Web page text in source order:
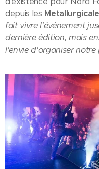
depuis les
fait vivre l'événement
dernière édition, mais
l'envie d'organiser notre